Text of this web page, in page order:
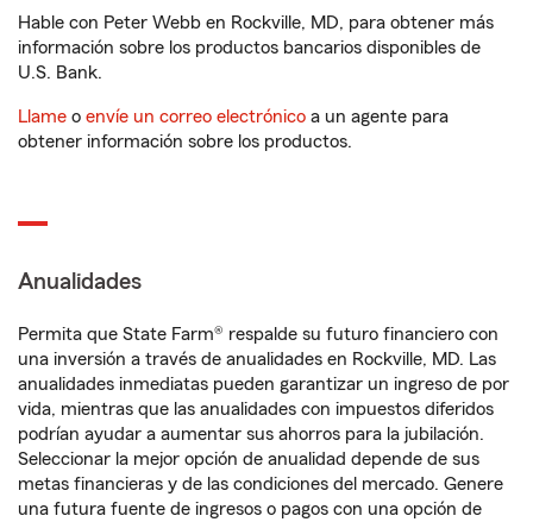
Hable con Peter Webb en Rockville, MD, para obtener más
información sobre los productos bancarios disponibles de
U.S. Bank.
Llame o envíe un correo electrónico a un agente para
obtener información sobre los productos.
Anualidades
Permita que State Farm® respalde su futuro financiero con
una inversión a través de anualidades en Rockville, MD. Las
anualidades inmediatas pueden garantizar un ingreso de por
vida, mientras que las anualidades con impuestos diferidos
podrían ayudar a aumentar sus ahorros para la jubilación.
Seleccionar la mejor opción de anualidad depende de sus
metas financieras y de las condiciones del mercado. Genere
una futura fuente de ingresos o pagos con una opción de